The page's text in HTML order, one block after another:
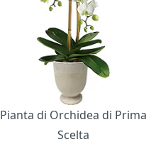
Pianta di Orchidea di Prima
Scelta